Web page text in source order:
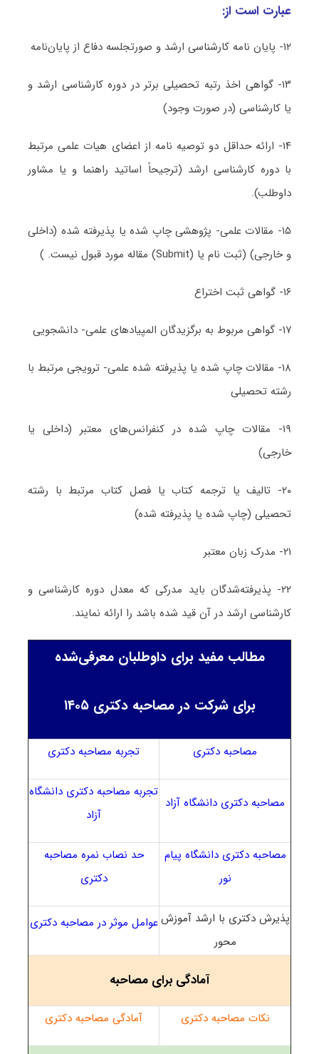
عبارت است از:
۱۲- پایان نامه کارشناسی ارشد و صورتجلسه دفاع از پایان‌نامه
۱۳- گواهی اخذ رتبه تحصیلی برتر در دوره کارشناسی ارشد و
یا کارشناسی (در صورت وجود)
۱۴- ارائه حداقل دو توصیه نامه از اعضای هیات علمی مرتبط
با دوره کارشناسی ارشد (ترجیحاً اساتید راهنما و یا مشاور
داوطلب).
۱۵- مقالات علمی- پژوهشی چاپ شده یا پذیرفته شده (داخلی
و خارجی) (ثبت نام یا (Submit) مقاله مورد قبول نیست. )
۱۶- گواهی ثبت اختراع
۱۷- گواهی مربوط به برگزیدگان المپیادهای علمی- دانشجویی
۱۸- مقالات چاپ شده یا پذیرفته شده علمی- ترویجی مرتبط با
رشته تحصیلی
۱۹- مقالات چاپ شده در کنفرانس‌های معتبر (داخلی یا
خارجی)
۲۰- تالیف یا ترجمه کتاب یا فصل کتاب مرتبط با رشته
تحصیلی (چاپ شده یا پذیرفته شده)
۲۱- مدرک زبان معتبر
۲۲- پذیرفته‌شدگان باید مدرکی که معدل دوره کارشناسی و
کارشناسی ارشد در آن قید شده باشد را ارائه نمایند.
مطالب مفید برای داوطلبان معرفی‌شده
برای شرکت در مصاحبه دکتری ۱۴۰۵
مصاحبه دکتری تجربه مصاحبه دکتری
مصاحبه دکتری دانشگاه آزاد
تجربه مصاحبه دکتری دانشگاه
آزاد
مصاحبه دکتری دانشگاه پیام
نور
حد نصاب نمره مصاحبه
دکتری
پذیرش دکتری با ارشد آموزش
محور
عوامل موثر در مصاحبه دکتری
آمادگی برای مصاحبه
نکات مصاحبه دکتری آمادگی مصاحبه دکتری